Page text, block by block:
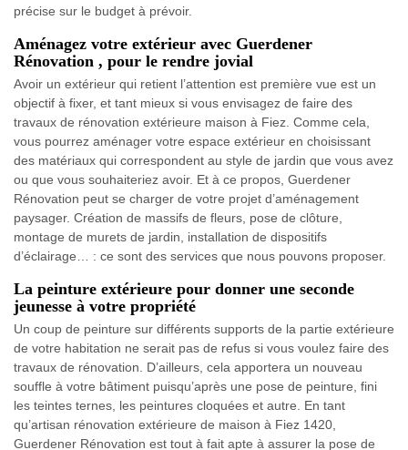
précise sur le budget à prévoir.
Aménagez votre extérieur avec Guerdener
Rénovation , pour le rendre jovial
Avoir un extérieur qui retient l’attention est première vue est un
objectif à fixer, et tant mieux si vous envisagez de faire des
travaux de rénovation extérieure maison à Fiez. Comme cela,
vous pourrez aménager votre espace extérieur en choisissant
des matériaux qui correspondent au style de jardin que vous avez
ou que vous souhaiteriez avoir. Et à ce propos, Guerdener
Rénovation peut se charger de votre projet d’aménagement
paysager. Création de massifs de fleurs, pose de clôture,
montage de murets de jardin, installation de dispositifs
d’éclairage… : ce sont des services que nous pouvons proposer.
La peinture extérieure pour donner une seconde
jeunesse à votre propriété
Un coup de peinture sur différents supports de la partie extérieure
de votre habitation ne serait pas de refus si vous voulez faire des
travaux de rénovation. D’ailleurs, cela apportera un nouveau
souffle à votre bâtiment puisqu’après une pose de peinture, fini
les teintes ternes, les peintures cloquées et autre. En tant
qu’artisan rénovation extérieure de maison à Fiez 1420,
Guerdener Rénovation est tout à fait apte à assurer la pose de